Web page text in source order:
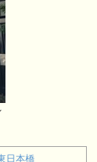
日本橋